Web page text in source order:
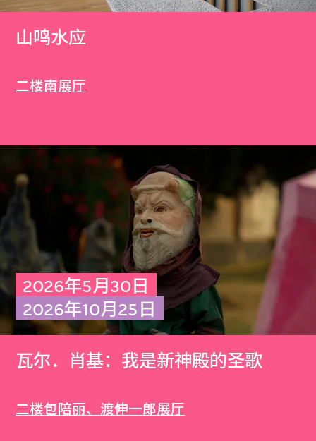
山鸣水应
二楼南展厅
2026年5月30日
2026年10月25日
瓦尔．肖基：我是新神殿的圣歌
二楼包陪丽、渡伸一郎展厅